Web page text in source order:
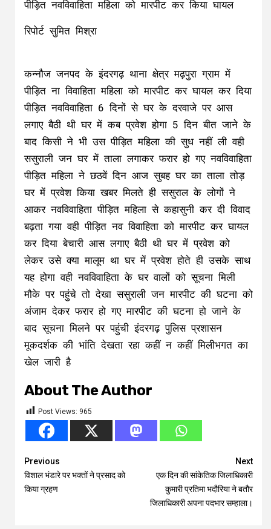
पीड़ित नवविवाहिता महिला को मारपीट कर किया घायल
रिपोर्ट सुमित मिश्रा
कन्नौज जनपद के इंदरगढ़ थाना क्षेत्र मढ़पुरा ग्राम में
पीड़ित ना विवाहिता महिला को मारपीट कर घायल कर दिया
पीड़ित नवविवाहिता 6 दिनों से घर के दरवाजे पर आस
लगाए बैठी थी घर में कब प्रवेश होगा 5 दिन बीत जाने के
बाद किसी ने भी उस पीड़ित महिला की सुध नहीं ली वही
ससुराली जन घर में ताला लगाकर फरार हो गए नवविवाहिता
पीड़ित महिला ने छठवें दिन आज सुबह घर का ताला तोड़
घर में प्रवेश किया खबर मिलते ही ससुराल के लोगों ने
आकर नवविवाहिता पीड़ित महिला से कहासुनी कर दी विवाद
बढ़ता गया वही पीड़ित नव विवाहिता को मारपीट कर घायल
कर दिया बेचारी आस लगाए बैठी थी घर में प्रवेश को
लेकर उसे क्या मालूम था घर में प्रवेश होते ही उसके साथ
यह होगा वही नवविवाहिता के घर वालों को सूचना मिली
मौके पर पहुंचे तो देखा ससुराली जन मारपीट की घटना को
अंजाम देकर फरार हो गए मारपीट की घटना हो जाने के
बाद सूचना मिलने पर पहुंची इंदरगढ़ पुलिस प्रशासन
मूकदर्शक की भांति देखता रहा कहीं न कहीं मिलीभगत का
खेल जारी है
About The Author
Post Views: 965
Continue
Reading
Previous
विशाल भंडारे पर भक्तों ने प्रसाद को
किया ग्रहण
Next
एक दिन की सांकेतिक जिलाधिकारी
कुमारी प्रतिमा भदौरिया ने बतौर
जिलाधिकारी अपना पदभार सम्हाला।